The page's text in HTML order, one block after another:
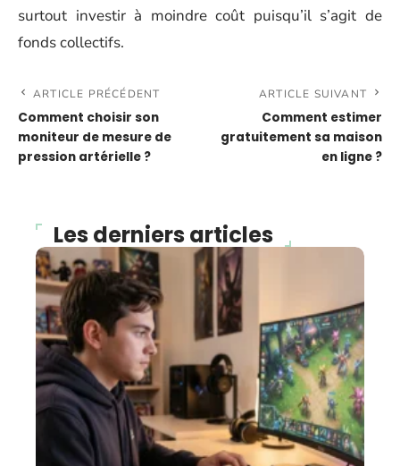
surtout investir à moindre coût puisqu’il s’agit de
fonds collectifs.
ARTICLE PRÉCÉDENT
Comment choisir son
moniteur de mesure de
pression artérielle ?
ARTICLE SUIVANT
Comment estimer
gratuitement sa maison
en ligne ?
Les derniers articles